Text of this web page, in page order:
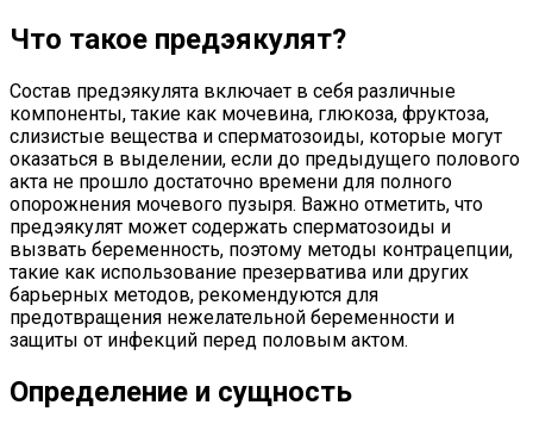
Что такое предэякулят?
Состав предэякулята включает в себя различные
компоненты, такие как мочевина, глюкоза, фруктоза,
слизистые вещества и сперматозоиды, которые могут
оказаться в выделении, если до предыдущего полового
акта не прошло достаточно времени для полного
опорожнения мочевого пузыря. Важно отметить, что
предэякулят может содержать сперматозоиды и
вызвать беременность, поэтому методы контрацепции,
такие как использование презерватива или других
барьерных методов, рекомендуются для
предотвращения нежелательной беременности и
защиты от инфекций перед половым актом.
Определение и сущность